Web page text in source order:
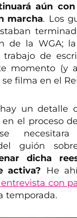
aún
marcha. Los
de la WGA;
de
momento (y
filma en el
un detalle
en el proceso
guión
dicha
activa?
He
con
temporada.